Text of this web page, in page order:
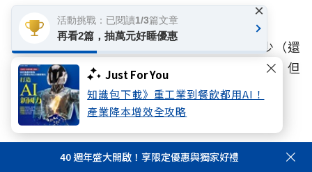
Just For You
知識包下載》重工業到餐飲都用AI！
產業降本增效全攻略
回程一樣是搭乘纜車回去，雖說窗子刮痕不少（還
是該慶幸我的相機太敏感，連刮痕也不放過），但
還是可以看到美麗的Engelberg小鎮。
40 週年盛大開啟！享限定優惠與獨家好禮
活動挑戰：已閱讀1/3篇文章
再看2篇，抽萬元好睡優惠
×